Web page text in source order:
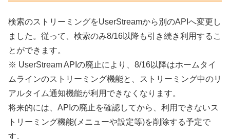
検索のストリーミングをUserStreamから別のAPIへ変更し
ました。従って、検索のみ8/16以降も引き続き利用するこ
とができます。
※ UserStream APIの廃止により、8/16以降はホームタイ
ムラインのストリーミング機能と、ストリーミング中のリ
アルタイム通知機能が利用できなくなります。
将来的には、APIの廃止を確認してから、利用できないス
トリーミング機能(メニューや設定等)を削除する予定で
す。